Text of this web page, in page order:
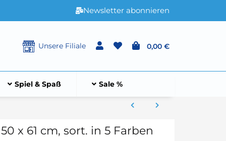
Newsletter abonnieren
Unsere Filiale 0,00 €
Spiel & Spaß Sale %
x 61 cm, sort. in 5 Farben